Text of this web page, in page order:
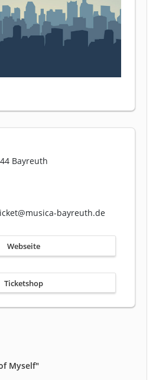
Bayreuth
bayreuth.de
Webseite
Ticketshop
Myself"